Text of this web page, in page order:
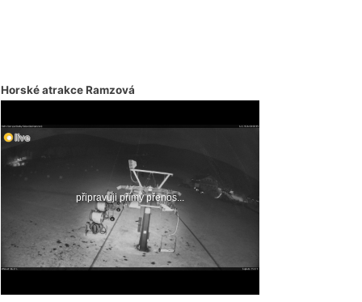
Horské atrakce Ramzová